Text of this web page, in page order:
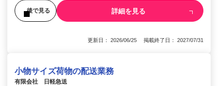
後で見る 詳細を見る
更新日： 2026/06/25 掲載終了日： 2027/07/31
小物サイズ荷物の配送業務
有限会社 日軽急送